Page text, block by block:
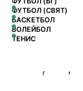
ФУТБОЛ (СВЯТ)
БАСКЕТБОЛ
ВОЛЕЙБОЛ
ТЕНИС